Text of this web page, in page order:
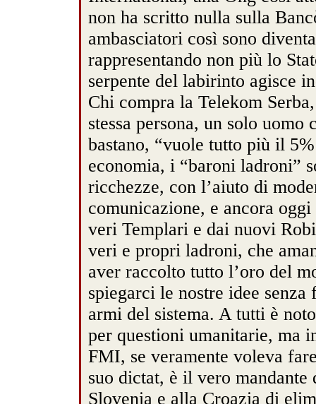
non ha scritto nulla sulla
ambasciatori così sono
rappresentando non più lo
serpente del labirinto agisce
Chi compra la Telekom
stessa persona, un solo
bastano, “vuole tutto più il
economia, i “baroni ladroni”
ricchezze, con l’aiuto di
comunicazione, e ancora
veri Templari e dai nuovi
veri e propri ladroni, che
aver raccolto tutto l’oro del
spiegarci le nostre idee
armi del sistema. A tutti è
per questioni umanitarie, ma
FMI, se veramente voleva
suo dictat, è il vero
Slovenia e alla Croazia di